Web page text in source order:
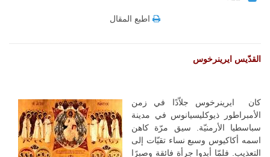
اطبع المقال
القدّيس ايرينرخوس
كان ايرينرخوس جلاّدًا في زمن
الأمبراطور ذيوكليسيانوس في مدينة
سباسطيا الأرمنيّة. سيق مرّة كاهن
اسمه أكاكيوس وسبع نساء تقيّات إلى
التعذيب. فلمّا أبدوا جرأة فائقة وصبرًا